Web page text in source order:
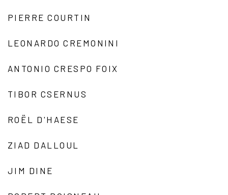
PIERRE COURTIN
LEONARDO CREMONINI
ANTONIO CRESPO FOIX
TIBOR CSERNUS
ROËL D'HAESE
ZIAD DALLOUL
JIM DINE